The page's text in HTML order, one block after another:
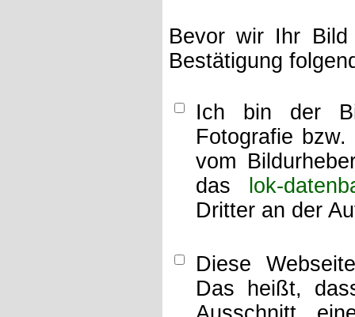
Bevor wir Ihr
Bestätigung
Ich bin der
Fotografie
vom
das
lok-
Dritter an der
Diese
Das heißt,